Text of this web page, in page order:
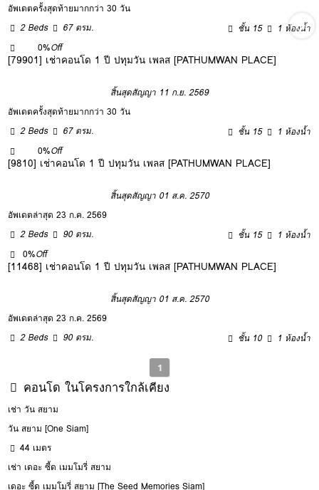
อัพเดตครั้งสุดท้ายมากกว่า 30 วัน
2 Beds
67 ตรม. ชั้น 15
1 ห้องน้ำ
0%Off
[79901] เช่าคอนโด 1 ปี ปทุมวัน เพลส [PATHUMWAN PLACE]
สิ้นสุดสัญญา 11 ก.ย. 2569
อัพเดตครั้งสุดท้ายมากกว่า 30 วัน
2 Beds
67 ตรม. ชั้น 15
1 ห้องน้ำ
0%Off
[9810] เช่าคอนโด 1 ปี ปทุมวัน เพลส [PATHUMWAN PLACE]
สิ้นสุดสัญญา 01 ส.ค. 2570
อัพเดตล่าสุด 23 ก.ค. 2569
2 Beds
90 ตรม. ชั้น 15
1 ห้องน้ำ
0%Off
[11468] เช่าคอนโด 1 ปี ปทุมวัน เพลส [PATHUMWAN PLACE]
สิ้นสุดสัญญา 01 ส.ค. 2570
อัพเดตล่าสุด 23 ก.ค. 2569
2 Beds
90 ตรม. ชั้น 10 1 ห้องน้ำ
1
คอนโด ในโครงการใกล้เคียง
เช่า วัน สยาม
วัน สยาม [One Siam]
44 เมตร
เช่า เดอะ ซี้ด เมมโมรี่ สยาม
เดอะ ซี้ด เมมโมรี่ สยาม [The Seed Memories Siam]